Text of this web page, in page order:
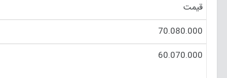
قیمت
70.080.000
60.070.000